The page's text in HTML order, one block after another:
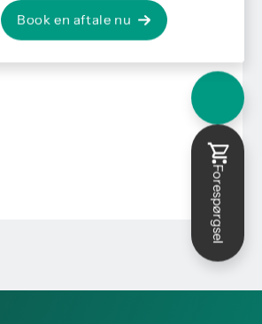
Book en aftale nu
Forespørgsel